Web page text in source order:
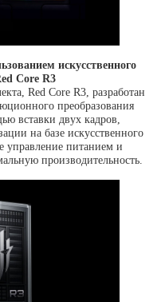
искусственного
Core R3
Red Core R3, разработан
преобразования
вставки двух кадров,
на базе искусственного
управление питанием и
производительность.